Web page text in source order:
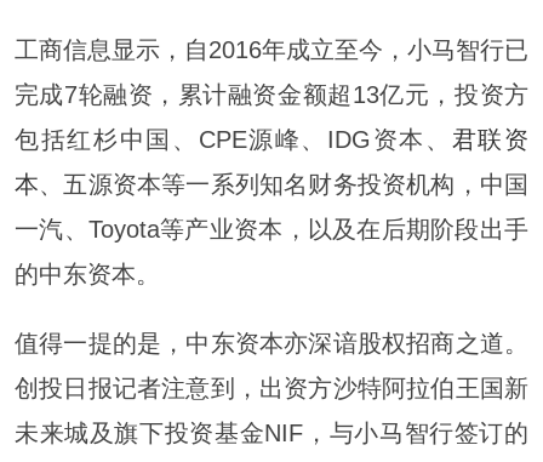
工商信息显示，自2016年成立至今，小马智行已
完成7轮融资，累计融资金额超13亿元，投资方
包括红杉中国、CPE源峰、IDG资本、 君联资
本、五源资本等一系列知名财务投资机构，中国
一汽、Toyota等产业资本，以及在后期阶段出手
的中东资本。
值得一提的是，中东资本亦深谙股权招商之道。
创投日报记者注意到，出资方沙特阿拉伯王国新
未来城及旗下投资基金NIF，与小马智行签订的